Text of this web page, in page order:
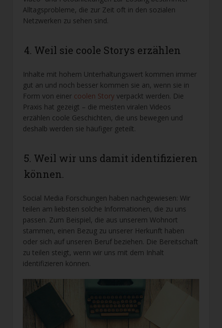
Alltagsprobleme, die zur Zeit oft in den sozialen
Netzwerken zu sehen sind.
4. Weil sie coole Storys erzählen
Inhalte mit hohem Unterhaltungswert kommen immer
gut an und noch besser kommen sie an, wenn sie in
Form von einer coolen Story verpackt werden. Die
Praxis hat gezeigt – die meisten viralen Videos
erzählen coole Geschichten, die uns bewegen und
deshalb werden sie häufiger geteilt.
5. Weil wir uns damit identifizieren
können.
Social Media Forschungen haben nachgewiesen: Wir
teilen am liebsten solche Informationen, die zu uns
passen. Zum Beispiel, die aus unserem Wohnort
stammen, einen Bezug zu unserer Herkunft haben
oder sich auf unseren Beruf beziehen. Die Bereitschaft
zu teilen steigt, wenn wir uns mit dem Inhalt
identifizieren können.